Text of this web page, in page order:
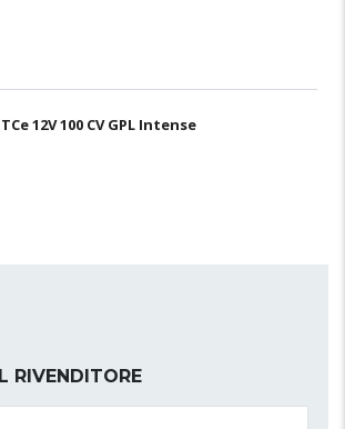
12V 100 CV GPL Intense
RIVENDITORE